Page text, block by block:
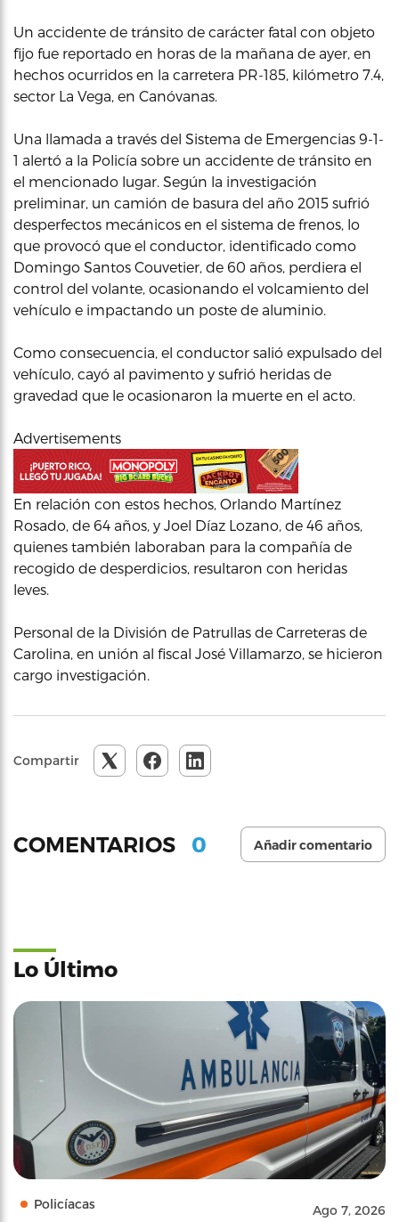
Un accidente de tránsito de carácter fatal con objeto
fijo fue reportado en horas de la mañana de ayer, en
hechos ocurridos en la carretera PR-185, kilómetro 7.4,
sector La Vega, en Canóvanas.
Una llamada a través del Sistema de Emergencias 9-1-
1 alertó a la Policía sobre un accidente de tránsito en
el mencionado lugar. Según la investigación
preliminar, un camión de basura del año 2015 sufrió
desperfectos mecánicos en el sistema de frenos, lo
que provocó que el conductor, identificado como
Domingo Santos Couvetier, de 60 años, perdiera el
control del volante, ocasionando el volcamiento del
vehículo e impactando un poste de aluminio.
Como consecuencia, el conductor salió expulsado del
vehículo, cayó al pavimento y sufrió heridas de
gravedad que le ocasionaron la muerte en el acto.
Advertisements
En relación con estos hechos, Orlando Martínez
Rosado, de 64 años, y Joel Díaz Lozano, de 46 años,
quienes también laboraban para la compañía de
recogido de desperdicios, resultaron con heridas
leves.
Personal de la División de Patrullas de Carreteras de
Carolina, en unión al fiscal José Villamarzo, se hicieron
cargo investigación.
Compartir
COMENTARIOS 0 Añadir comentario
Lo Último
Policíacas Ago 7, 2026